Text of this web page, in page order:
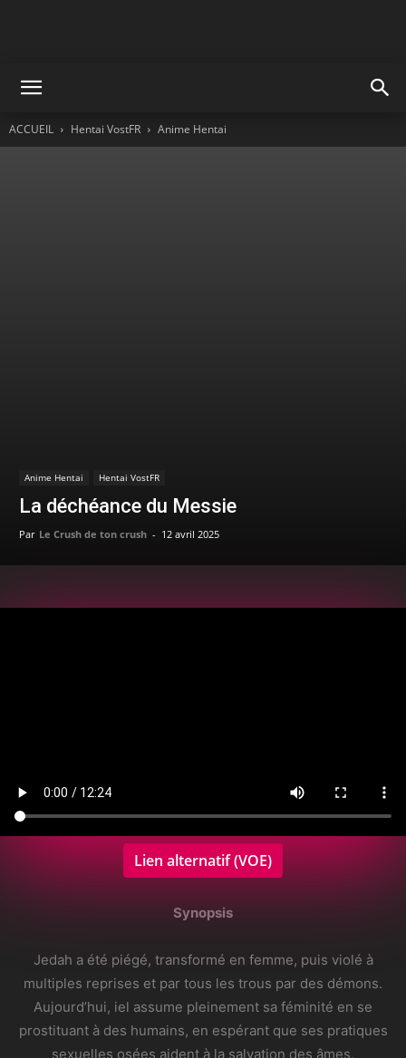
ACCUEIL Hentai VostFR Anime Hentai
Anime Hentai Hentai VostFR
La déchéance du Messie
Par Le Crush de ton crush - 12 avril 2025
Lien alternatif (VOE)
Synopsis
Jedah a été piégé, transformé en femme, puis violé à
multiples reprises et par tous les trous par des démons.
Aujourd’hui, iel assume pleinement sa féminité en se
prostituant à des humains, en espérant que ses pratiques
sexuelles osées aident à la salvation des âmes.